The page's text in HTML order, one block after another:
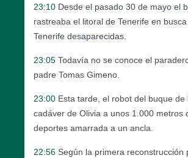
23:10 Desde el pasado 30 de mayo el
rastreaba el litoral de Tenerife en
Tenerife desaparecidas.
23:05 Todavía no se conoce el
padre Tomas Gimeno.
23:00 Esta tarde, el robot del buque
cadáver de Olivia a unos 1.000
deportes amarrada a un ancla.
22:56 Según la primera